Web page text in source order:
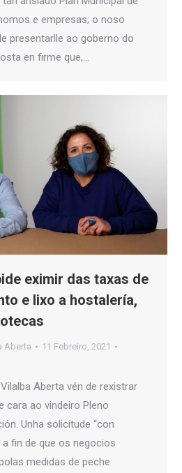
e empresas; o noso
presentarlle ao goberno do
en firme que,…
eximir das taxas de
e lixo a hostalería,
Aberta
11 Febreiro, 2021
Aberta vén de rexistrar
cara ao vindeiro Pleno
Unha solicitude “con
a fin de que os negocios
medidas de peche